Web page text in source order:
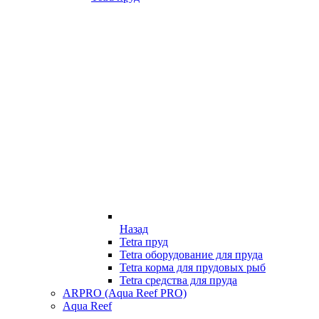
Назад
Tetra пруд
Tetra оборудование для пруда
Tetra корма для прудовых рыб
Tetra средства для пруда
ARPRO (Aqua Reef PRO)
Aqua Reef